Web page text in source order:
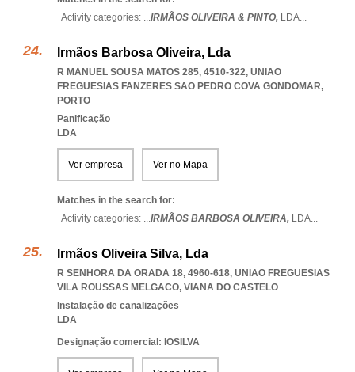
Activity categories: ...IRMÃOS OLIVEIRA & PINTO, LDA...
Irmãos Barbosa Oliveira, Lda
R MANUEL SOUSA MATOS 285, 4510-322, UNIAO
FREGUESIAS FANZERES SAO PEDRO COVA GONDOMAR,
PORTO
Panificação
LDA
Ver empresa Ver no Mapa
Matches in the search for:
Activity categories: ...IRMÃOS BARBOSA OLIVEIRA, LDA...
Irmãos Oliveira Silva, Lda
R SENHORA DA ORADA 18, 4960-618, UNIAO FREGUESIAS
VILA ROUSSAS MELGACO, VIANA DO CASTELO
Instalação de canalizações
LDA
Designação comercial: IOSILVA